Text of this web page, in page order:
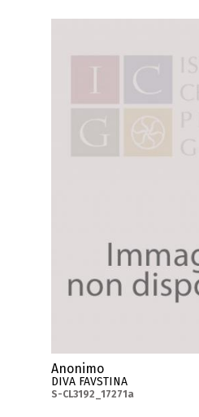
Anonimo
DIVA FAVSTINA
S-CL3192_17271a